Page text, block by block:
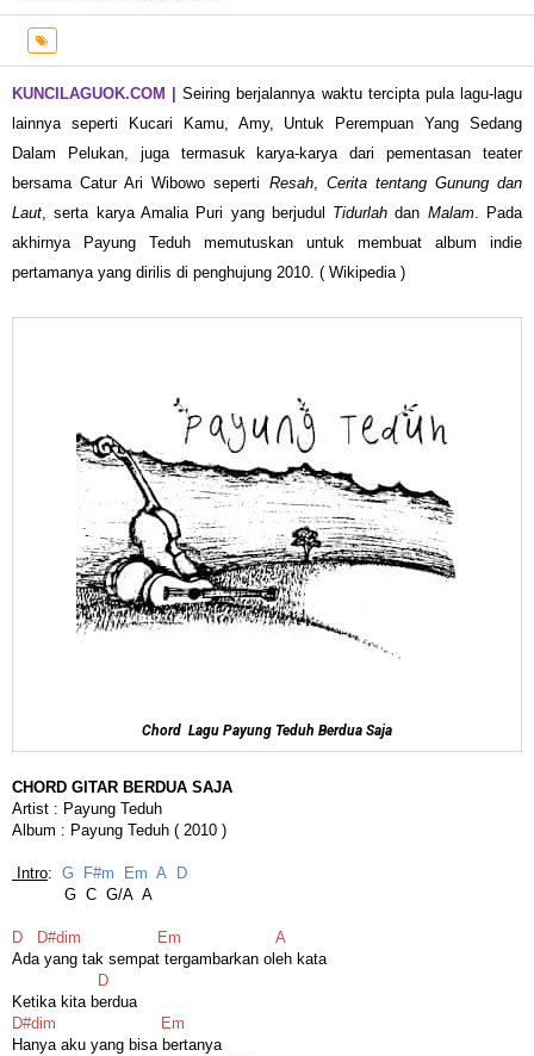
KUNCILAGUOK.COM |Seiring berjalannya waktu tercipta pula lagu-lagu
lainnya seperti Kucari
Kamu, Amy, Untuk Perempuan Yang Sedang
Dalam Pelukan, juga termasuk karya-karya dari pementasan teater
bersama Catur Ari Wibowo seperti Resah, Cerita tentang Gunung dan
Laut, serta karya Amalia Puri yang berjudul Tidurlah dan Malam. Pada
akhirnya Payung Teduh memutuskan untuk membuat album indie
pertamanya yang dirilis di penghujung 2010. ( Wikipedia)
Chord Lagu Payung Teduh Berdua Saja
CHORD GITAR BERDUA SAJA
Artist : Payung Teduh
Album : Payung Teduh ( 2010 )
Intro: G F#m Em A D
G C G/A A
D D#dim Em A
Ada yang tak sempat tergambarkan oleh kata
D
Ketika kita berdua
D#dim Em
Hanya aku yang bisa bertanya